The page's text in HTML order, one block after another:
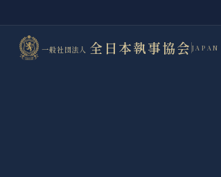
一般社団法人 全日本執事協会